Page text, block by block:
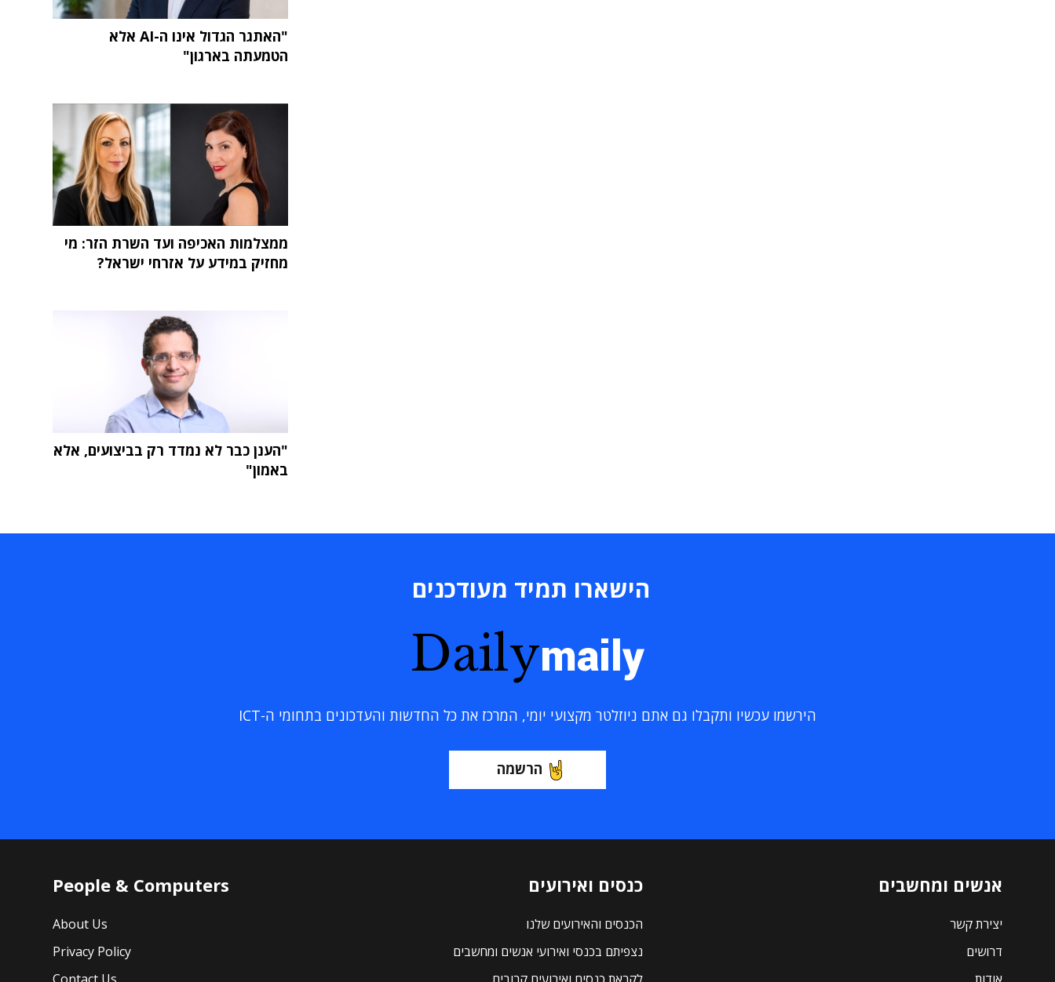
"האתגר הגדול אינו ה-AI אלא
הטמעתה בארגון"
ממצלמות האכיפה ועד השרת הזר: מי
מחזיק במידע על אזרחי ישראל?
"הענן כבר לא נמדד רק בביצועים, אלא
באמון"
הישארו תמיד מעודכנים
Dailymaily
הירשמו עכשיו ותקבלו גם אתם ניוזלטר מקצועי יומי, המרכז את כל החדשות והעדכונים בתחומי ה-ICT
הרשמה
אנשים ומחשבים
יצירת קשר
דרושים
כנסים ואירועים
הכנסים והאירועים שלנו
נצפיתם בכנסי ואירועי אנשים ומחשבים
People & Computers
About Us
Privacy Policy